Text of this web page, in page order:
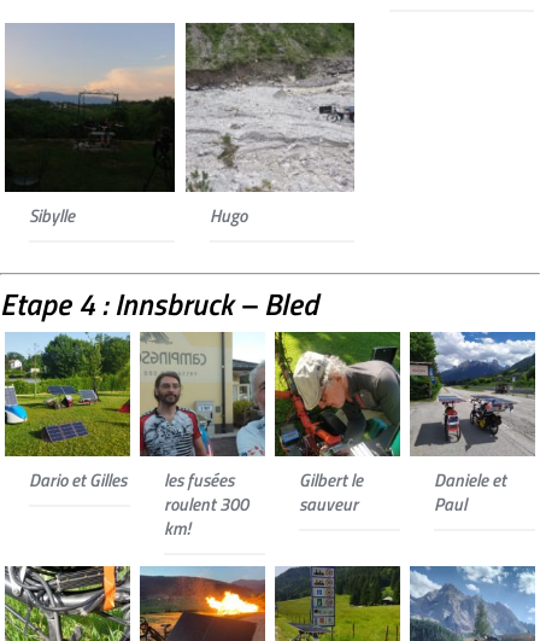
Sibylle Hugo
Etape 4 : Innsbruck – Bled
Dario et Gilles
les fusées
roulent 300
km!
Gilbert le
sauveur
Daniele et
Paul